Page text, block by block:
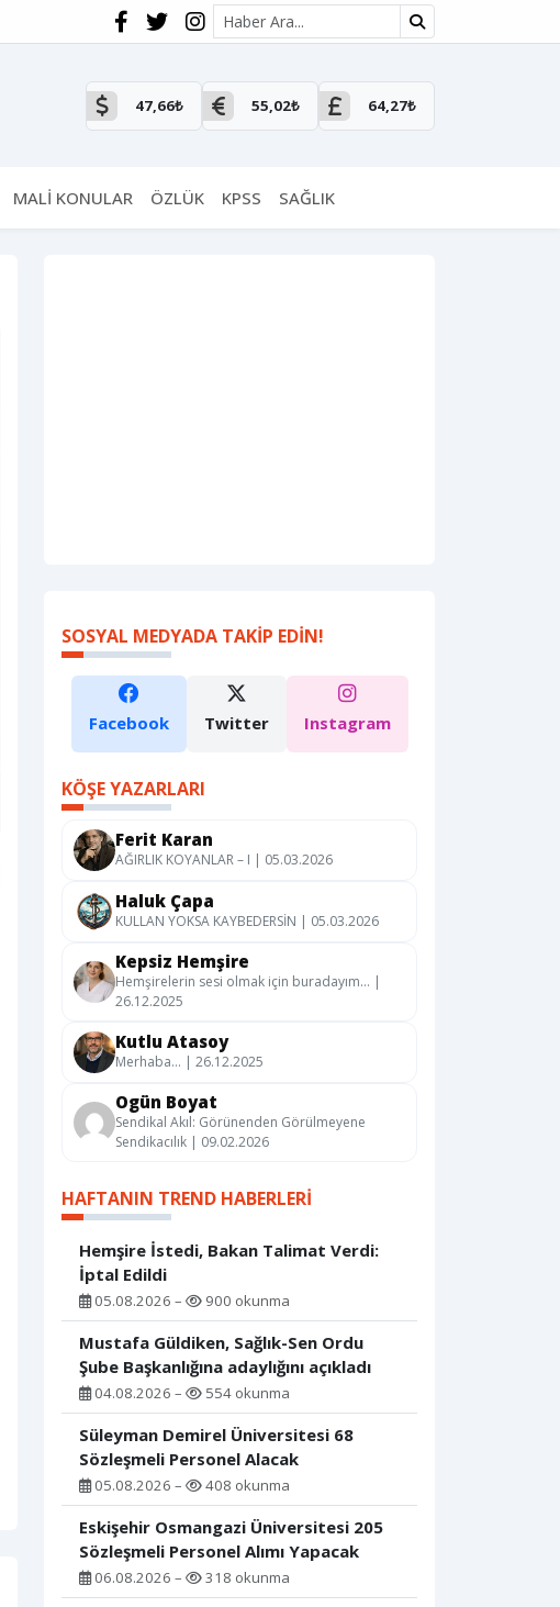
Site içi arama
47,66₺ 55,02₺ 64,27₺
MALİ KONULAR ÖZLÜK KPSS SAĞLIK
SOSYAL MEDYADA TAKIP EDIN!
Facebook Twitter Instagram
KÖŞE YAZARLARI
Ferit Karan
AĞIRLIK KOYANLAR – I | 05.03.2026
Haluk Çapa
KULLAN YOKSA KAYBEDERSİN | 05.03.2026
Kepsiz Hemşire
Hemşirelerin sesi olmak için buradayım… |
26.12.2025
Kutlu Atasoy
Merhaba… | 26.12.2025
Ogün Boyat
Sendikal Akıl: Görünenden Görülmeyene
Sendikacılık | 09.02.2026
HAFTANIN TREND HABERLERI
Hemşire İstedi, Bakan Talimat Verdi:
İptal Edildi
05.08.2026 – 900 okunma
Mustafa Güldiken, Sağlık-Sen Ordu
Şube Başkanlığına adaylığını açıkladı
04.08.2026 – 554 okunma
Süleyman Demirel Üniversitesi 68
Sözleşmeli Personel Alacak
05.08.2026 – 408 okunma
Eskişehir Osmangazi Üniversitesi 205
Sözleşmeli Personel Alımı Yapacak
06.08.2026 – 318 okunma